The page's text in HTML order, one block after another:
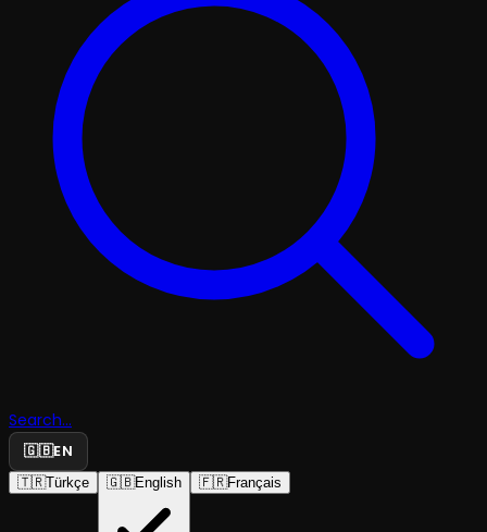
Search...
🇬🇧EN
🇹🇷Türkçe 🇬🇧English 🇫🇷Français